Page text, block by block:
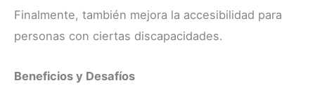
Finalmente, también mejora la accesibilidad para
personas con ciertas discapacidades.
Beneficios y Desafíos